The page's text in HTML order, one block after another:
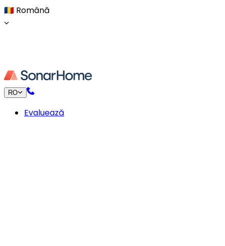
🇷🇴 Română
RO
Evaluează